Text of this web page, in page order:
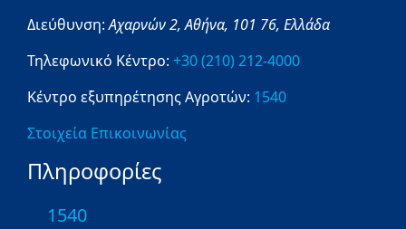
Διεύθυνση:Αχαρνών 2,Αθήνα, 101 76, Ελλάδα
Τηλεφωνικό Κέντρο: +30 (210) 212-4000
Κέντρο εξυπηρέτησης Αγροτών: 1540
Στοιχεία Επικοινωνίας
Πληροφορίες
1540